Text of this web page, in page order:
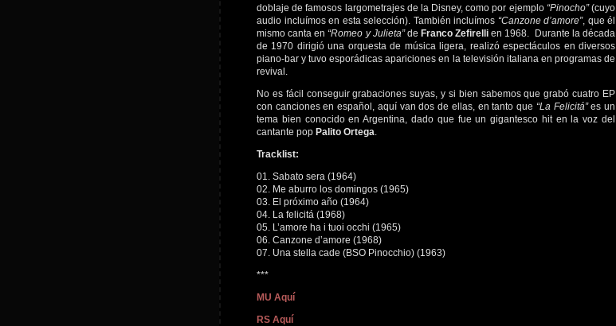
doblaje de famosos largometrajes de la Disney, como por ejemplo “Pinocho”(cuyo
audio incluímos en esta selección). También incluímos “Canzone d’amore”, que él
mismo canta en “Romeo y Julieta”de Franco Zefirelli en 1968. Durante la década
de 1970 dirigió una orquesta de música ligera, realizó espectáculos en diversos
piano-bar y tuvo esporádicas apariciones en la televisión italiana en programas de
revival.
No es fácil conseguir grabaciones suyas, y si bien sabemos que grabó cuatro EP
con canciones en español, aquí van dos de ellas, en tanto que “La Felicitá”es un
tema bien conocido en Argentina, dado que fue un gigantesco hit en la voz del
cantante pop Palito Ortega.
Tracklist:
01. Sabato sera (1964)
02. Me aburro los domingos (1965)
03. El próximo año (1964)
04. La felicitá (1968)
05. L’amore ha i tuoi occhi (1965)
06. Canzone d’amore (1968)
07. Una stella cade (BSO Pinocchio) (1963)
***
MU Aquí
RS Aquí